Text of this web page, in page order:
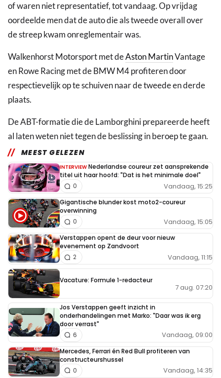
of waren niet representatief, tot vandaag. Op vrijdag
oordeelde men dat de auto die als tweede overall over
de streep kwam onreglementair was.
Walkenhorst Motorsport met deAston MartinVantage
en Rowe Racing met de BMW M4 profiteren door
respectievelijk op te schuiven naar de tweede en derde
plaats.
De ABT-formatie die de Lamborghini prepareerde heeft
al laten weten niet tegen de beslissing in beroep te gaan.
MEEST GELEZEN
INTERVIEW Nederlandse coureur zet aansprekende
titel uit haar hoofd: "Dat is het minimale doel"
Vandaag, 15:25
0
Gigantische blunder kost moto2-coureur
overwinning
Vandaag, 15:05
0
Verstappen opent de deur voor nieuw
evenement op Zandvoort
Vandaag, 11:15
2
Vacature: Formule 1-redacteur
7 aug. 07:20
Jos Verstappen geeft inzicht in
onderhandelingen met Marko: "Daar was ik erg
door verrast"
Vandaag, 09:00
6
Mercedes, Ferrari én Red Bull profiteren van
constructeurshussel
Vandaag, 14:35
0